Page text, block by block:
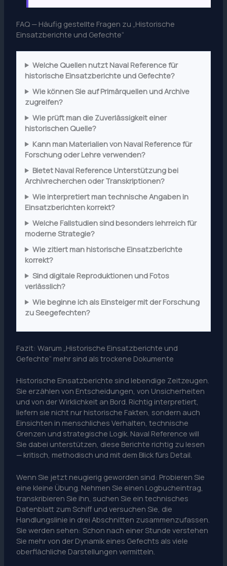
FAQ — Häufig gestellte Fragen zu „Historische
Einsatzberichte und Gefechte“
Welche Quellen nutzt Naval Reference für
historische Einsatzberichte und Gefechte?
Wie können Sie auf Primärquellen und Archive
zugreifen?
Wie prüft man die Zuverlässigkeit einer
historischen Quelle?
Kann man Materialien von Naval Reference für
Forschung oder Lehre verwenden?
Bietet Naval Reference Unterstützung bei
Archivrecherchen oder Transkriptionen?
Wie interpretiert man technische Angaben in
Einsatzberichten korrekt?
Welche Fallstudien sind besonders lehrreich für
moderne Strategie?
Wie zitiert man historische Einsatzberichte
korrekt?
Sind digitale Reproduktionen und Fotos
verlässlich?
Wie beginne ich als Einsteiger mit der Forschung
zu Seegefechten?
Fazit: Warum „Historische Einsatzberichte und
Gefechte“ mehr sind als trockene Dokumente
Historische Einsatzberichte sind lebendige Zeitzeugen.
Sie erzählen von Entscheidungen, von Unsicherheiten
und von der Wirklichkeit an Bord. Richtig interpretiert,
liefern sie nicht nur historische Fakten, sondern auch
Einsichten in menschliches Verhalten, technische
Grenzen und strategische Logik. Naval Reference will
Sie dabei unterstützen, diese Berichte richtig zu lesen
— kritisch, methodisch und mit dem Blick fürs Detail.
Wenn Sie jetzt neugierig geworden sind: Probieren Sie
eine kleine Übung. Nehmen Sie einen Logbucheintrag,
transkribieren Sie ihn, suchen Sie ein technisches
Datenblatt zum Schiff und versuchen Sie, die
Handlungslinie in drei Abschnitten zusammenzufassen.
Sie werden sehen: Schon nach einer Stunde verstehen
Sie mehr von der Dynamik eines Gefechts als viele
oberflächliche Darstellungen vermitteln.